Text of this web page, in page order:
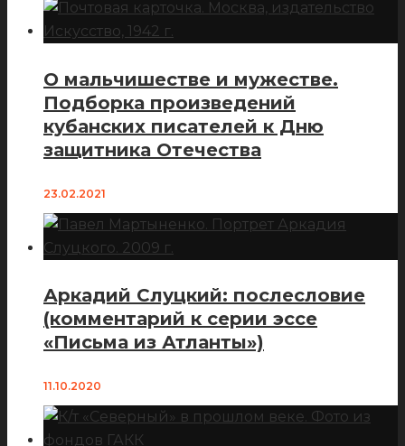
О мальчишестве и мужестве.
Подборка произведений
кубанских писателей к Дню
защитника Отечества
23.02.2021
Аркадий Слуцкий: послесловие
(комментарий к серии эссе
«Письма из Атланты»)
11.10.2020